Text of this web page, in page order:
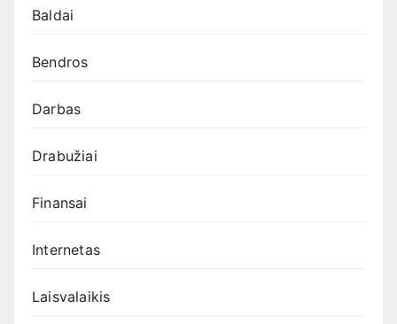
Baldai
Bendros
Darbas
Drabužiai
Finansai
Internetas
Laisvalaikis